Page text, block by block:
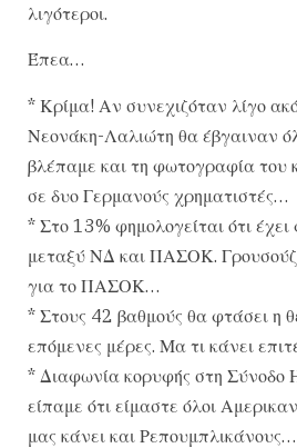
λιγότεροι.
Έπεα…
* Κρίμα! Αν συνεχιζόταν λίγο
Νεονάκη-Λαλιώτη θα έβγαιναν
βλέπαμε και τη φωτογραφία του
σε δυο Γερμανούς χρηματιστές…
* Στο 13% φημολογείται ότι
μεταξύ ΝΔ και ΠΑΣΟΚ.
για το ΠΑΣΟΚ…
* Στους 42 βαθμούς θα φτάσει η
επόμενες μέρες. Μα τι κάνει
* Διαφωνία κορυφής στη Σύνοδο
είπαμε ότι είμαστε όλοι
μας κάνει και Ρεπουμπλικάνους…